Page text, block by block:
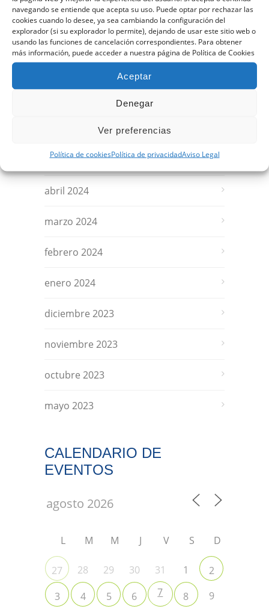
navegando se entiende que acepta su uso. Puede optar por rechazar las
cookies cuando lo desee, ya sea cambiando la configuración del
explorador (si su explorador lo permite), dejando de usar este sitio web o
usando las funciones de cancelación correspondientes. Para obtener
más información, puede acceder a nuestra página de Política de Cookies
Aceptar
Denegar
Ver preferencias
Política de cookiesPolítica de privacidadAviso Legal
octubre 2024
septiembre 2024
mayo 2024
abril 2024
marzo 2024
febrero 2024
enero 2024
diciembre 2023
noviembre 2023
octubre 2023
mayo 2023
CALENDARIO DE
EVENTOS
L M M J V S D
27 28 29 30 31 1
2
3
4 5 6 7 8
9